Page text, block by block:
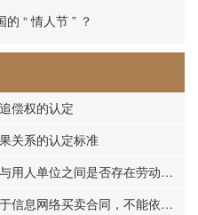
“ 情人节 ” ？
偿权的认定
关系的认定标准
单位之间是否存在劳动关系？
不能依据《民诉法解释》第20条确定管辖法院